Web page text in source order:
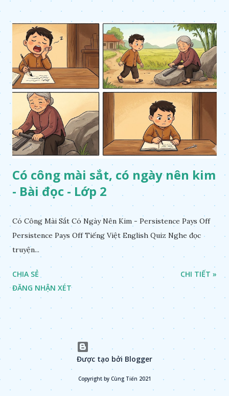
Có công mài sắt, có ngày nên kim
- Bài đọc - Lớp 2
Có Công Mài Sắt Có Ngày Nên Kim - Persistence Pays Off
Persistence Pays Off Tiếng Việt English Quiz Nghe đọc
truyện...
CHIA SẺ
ĐĂNG NHẬN XÉT
CHI TIẾT »
Được tạo bởi Blogger
Copyright by Cùng Tiến 2021